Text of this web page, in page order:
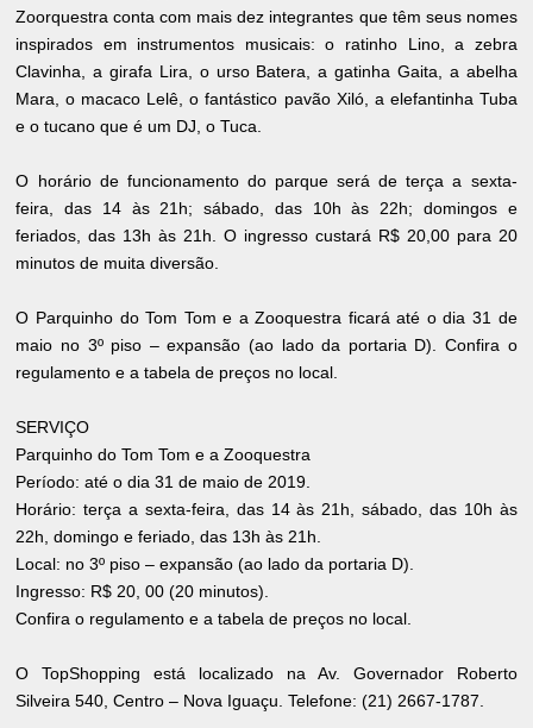
Zoorquestra conta com mais dez integrantes que têm seus nomes
inspirados em instrumentos musicais: o ratinho Lino, a zebra
Clavinha, a girafa Lira, o urso Batera, a gatinha Gaita, a abelha
Mara, o macaco Lelê, o fantástico pavão Xiló, a elefantinha Tuba
e o tucano que é um DJ, o Tuca.
O horário de funcionamento do parque será de terça a sexta-
feira, das 14 às 21h; sábado, das 10h às 22h; domingos e
feriados, das 13h às 21h. O ingresso custará R$ 20,00 para 20
minutos de muita diversão.
O Parquinho do Tom Tom e a Zooquestra ficará até o dia 31 de
maio no 3º piso – expansão (ao lado da portaria D). Confira o
regulamento e a tabela de preços no local.
SERVIÇO
Parquinho do Tom Tom e a Zooquestra
Período: até o dia 31 de maio de 2019.
Horário: terça a sexta-feira, das 14 às 21h, sábado, das 10h às
22h, domingo e feriado, das 13h às 21h.
Local: no 3º piso – expansão (ao lado da portaria D).
Ingresso: R$ 20, 00 (20 minutos).
Confira o regulamento e a tabela de preços no local.
O TopShopping está localizado na Av. Governador Roberto
Silveira 540, Centro – Nova Iguaçu. Telefone: (21) 2667-1787.